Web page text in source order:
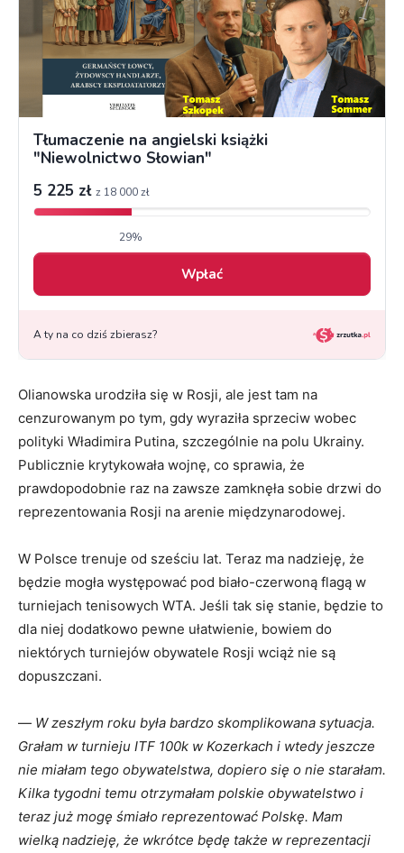
Olianowska urodziła się w Rosji, ale jest tam na
cenzurowanym po tym, gdy wyraziła sprzeciw wobec
polityki Władimira Putina, szczególnie na polu Ukrainy.
Publicznie krytykowała wojnę, co sprawia, że
prawdopodobnie raz na zawsze zamknęła sobie drzwi do
reprezentowania Rosji na arenie międzynarodowej.
W Polsce trenuje od sześciu lat. Teraz ma nadzieję, że
będzie mogła występować pod biało-czerwoną flagą w
turniejach tenisowych WTA. Jeśli tak się stanie, będzie to
dla niej dodatkowo pewne ułatwienie, bowiem do
niektórych turniejów obywatele Rosji wciąż nie są
dopuszczani.
— W zeszłym roku była bardzo skomplikowana sytuacja.
Grałam w turnieju ITF 100k w Kozerkach i wtedy jeszcze
nie miałam tego obywatelstwa, dopiero się o nie starałam.
Kilka tygodni temu otrzymałam polskie obywatelstwo i
teraz już mogę śmiało reprezentować Polskę. Mam
wielką nadzieję, że wkrótce będę także w reprezentacji